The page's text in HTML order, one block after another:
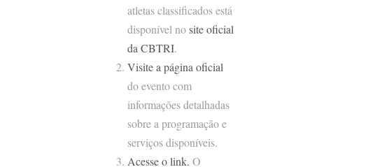
atletas classificados está
disponível nosite oficial
da CBTRI.
Visite a página oficial
do evento com
informações detalhadas
sobre a programação e
serviços disponíveis.
Acesse o link. O